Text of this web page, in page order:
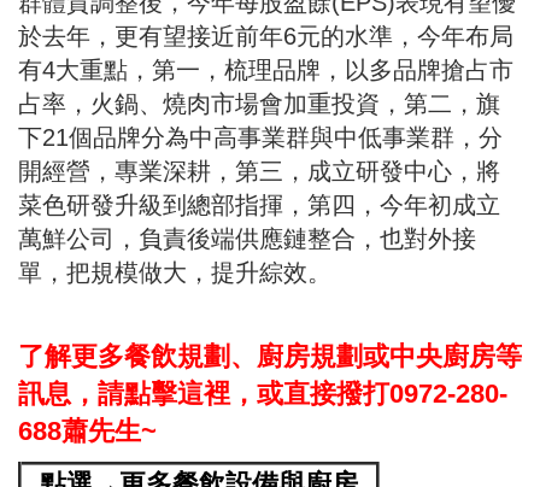
於去年，更有望接近前年6元的水準，今年布局
有4大重點，第一，梳理品牌，以多品牌搶占市
占率，火鍋、燒肉市場會加重投資，第二，旗
下21個品牌分為中高事業群與中低事業群，分
開經營，專業深耕，第三，成立研發中心，將
菜色研發升級到總部指揮，第四，今年初成立
萬鮮公司，負責後端供應鏈整合，也對外接
單，把規模做大，提升綜效。
了解更多餐飲規劃、廚房規劃或中央廚房等
訊息，請點擊這裡，或直接撥打0972-280-
688蕭先生~